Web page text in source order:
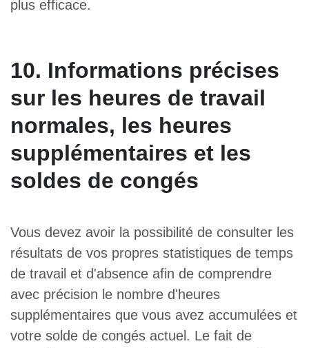
plus efficace.
10. Informations précises
sur les heures de travail
normales, les heures
supplémentaires et les
soldes de congés
Vous devez avoir la possibilité de consulter les
résultats de vos propres statistiques de temps
de travail et d'absence afin de comprendre
avec précision le nombre d'heures
supplémentaires que vous avez accumulées et
votre solde de congés actuel. Le fait de